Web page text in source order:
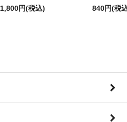
1,800円(税込) 840円(税